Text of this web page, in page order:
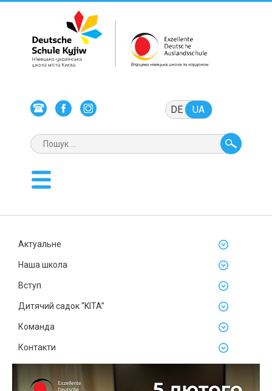
DE UA
Актуальне
Наша школа
Вступ
Дитячий садок “KITA”
Команда
Контакти